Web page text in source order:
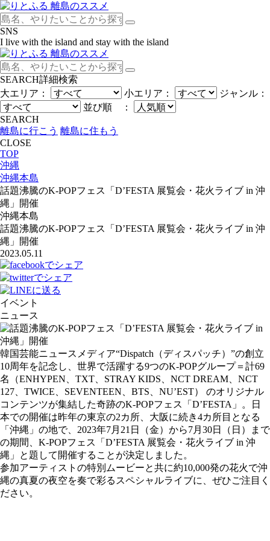
SNS
I live with the island and stay with the island
SEARCH詳細検索
大エリア：
小エリア：
ジャンル：
並び順 ：
SEARCH
離島に行こう 離島に住もう
CLOSE
TOP
沖縄
沖縄本島
話題沸騰のK-POPフェス「D’FESTA 展覧会・花火ライブ in 沖
縄」開催
沖縄本島
話題沸騰のK-POPフェス「D’FESTA 展覧会・花火ライブ in 沖
縄」開催
2023.05.11
イベント
ニュース
韓国芸能ニュースメディア“Dispatch（ディスパッチ）”の創立
10周年を記念し、世界で活躍する9つのK-POPグループ＝計69
名（ENHYPEN、TXT、STRAY KIDS、NCT DREAM、NCT
127、TWICE、SEVENTEEN、BTS、NU’EST） のオリジナル
コンテンツが集結した奇跡のK-POPフェス「D’FESTA」。日
本での開催は昨年の東京の2カ所、大阪に続き4カ所目となる
「沖縄」の地で、2023年7月21日（金）から7月30日（日）まで
の期間、K-POPフェス「D’FESTA 展覧会・花火ライブ in 沖
縄」と題して開催することが決定しました。
参加アーティストの特別ムービーと共に約10,000発の花火で沖
縄の真夏の夜空を奏で彩るスペシャルライブに、ぜひご注目く
ださい。